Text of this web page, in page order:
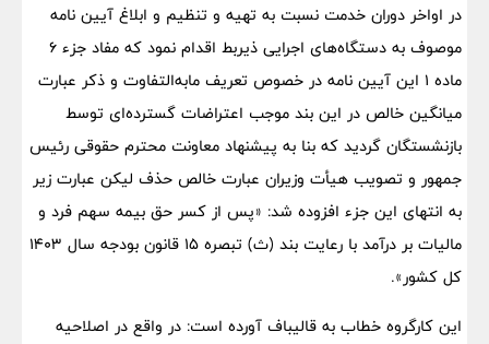
در اواخر دوران خدمت نسبت به تهیه و تنظیم و ابلاغ آیین نامه
موصوف به دستگاه‌های اجرایی ذیربط اقدام نمود که مفاد جزء ۶
ماده ۱ این آیین نامه در خصوص تعریف مابه‌التفاوت و ذکر عبارت
میانگین خالص در این بند موجب اعتراضات گسترده‌ای توسط
بازنشستگان گردید که بنا به پیشنهاد معاونت محترم حقوقی رئیس
جمهور و تصویب هیأت وزیران عبارت خالص حذف لیکن عبارت زیر
به انتهای این جزء افزوده شد: «پس از کسر حق بیمه سهم فرد و
مالیات بر درآمد با رعایت بند (ث) تبصره ۱۵ قانون بودجه سال ۱۴۰۳
کل کشور».
این کارگروه خطاب به قالیباف آورده است: در واقع در اصلاحیه